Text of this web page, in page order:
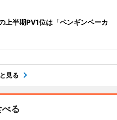
上半期PV1位は「ペンギンベーカ
見る
べる